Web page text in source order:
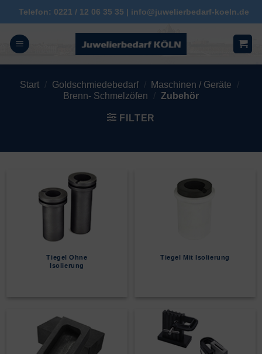
Zum
Inhalt
springen
Telefon: 0221 / 12 06 35 35 | info@juwelierbedarf-koeln.de
Start / Goldschmiedebedarf / Maschinen / Geräte
/
Brenn- Schmelzöfen
/ Zubehör
FILTER
Tiegel Ohne
Isolierung
Tiegel Mit Isolierung